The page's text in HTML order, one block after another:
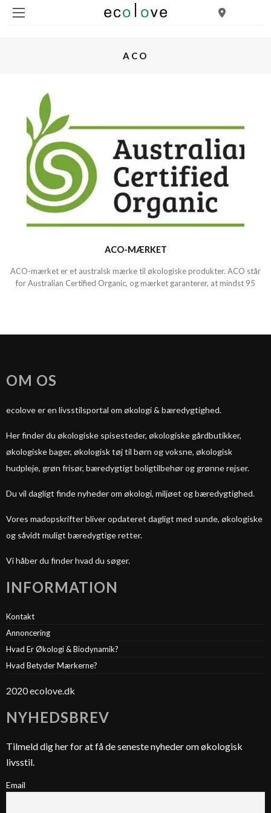
ACO
ACO-MÆRKET
ACO-mærket er et australsk mærke til økologiske produkter. ACO står
for Australian Certified Organic, og mærket garanterer, at mindst 95
OM OS
ecolove er en livsstilsportal om økologi & bæredygtighed.
Her finder du økologiske spisesteder, økologiske gårdbutikker,
økologiske bager, økologisk tøj til børn og voksne, økologisk
hudpleje, grøn frisør, bæredygtigt boligtilbehør og grønne rejser.
Du vil dagligt finde nyheder om økologi, miljøet og bæredygtighed.
Vores madopskrifter bliver opdateret dagligt med sunde, økologiske
og såvidt muligt bæredygtige retter.
Vi håber du finder hvad du søger.
INFORMATION
Kontakt
Annoncering
Hvad Er Økologi & Biodynamik?
Hvad Betyder Mærkerne?
2020 ecolove.dk
NYHEDSBREV
Tilmeld dig her for at få de seneste nyheder om økologisk
livsstil.
Email